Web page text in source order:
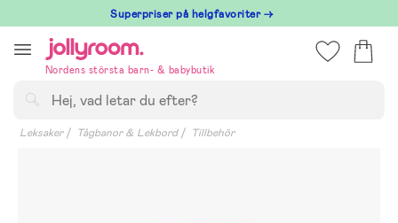
till
innehållet
Superpriser på helgfavoriter →
Nordens största barn- & babybutik
Leksaker Tågbanor & Lekbord Tillbehör